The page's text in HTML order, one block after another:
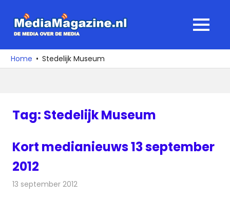
naar
media
over
MENU
Home Stedelijk Museum
Tag: Stedelijk Museum
Kort medianieuws 13 september
2012
13 september 2012